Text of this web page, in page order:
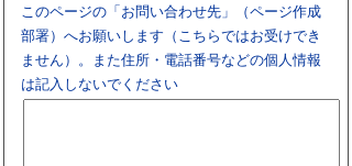
このページの「お問い合わせ先」（ページ作成
部署）へお願いします（こちらではお受けでき
ません）。また住所・電話番号などの個人情報
は記入しないでください